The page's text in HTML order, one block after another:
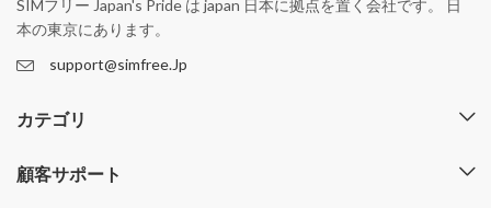
SIMフリー Japan's Pride は japan 日本に拠点を置く会社です。 日
本の東京にあります。
support@simfree.Jp
カテゴリ
顧客サポート